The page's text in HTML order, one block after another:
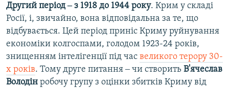
Другий період ‒ з 1918 до 1944 року. Крим у складі
Росії, і, звичайно, вона відповідальна за те, що
відбувається. Цей період приніс Криму руйнування
економіки колгоспами, голодом 1923-24 років,
знищенням інтелігенції під час великого терору 30-
х років. Тому друге питання ‒ чи створить В'ячеслав
Володін робочу групу з оцінки збитків Криму від